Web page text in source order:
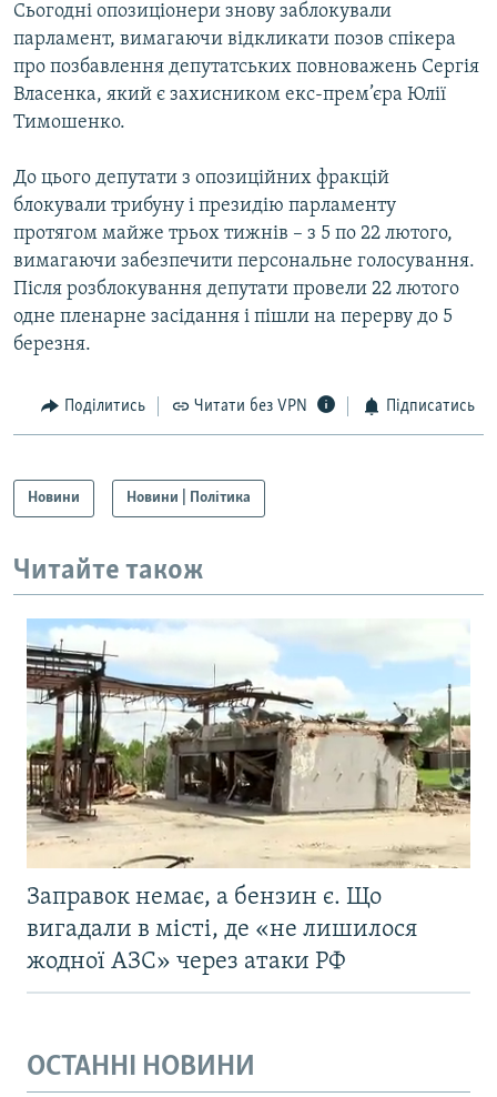
Сьогодні опозиціонери знову заблокували
парламент, вимагаючи відкликати позов спікера
про позбавлення депутатських повноважень Сергія
Власенка, який є захисником екс-прем’єра Юлії
Тимошенко.
До цього депутати з опозиційних фракцій
блокували трибуну і президію парламенту
протягом майже трьох тижнів – з 5 по 22 лютого,
вимагаючи забезпечити персональне голосування.
Після розблокування депутати провели 22 лютого
одне пленарне засідання і пішли на перерву до 5
березня.
Поділитись Читати без VPN Підписатись
Новини Новини | Політика
Читайте також
Заправок немає, а бензин є. Що
вигадали в місті, де «не лишилося
жодної АЗС» через атаки РФ
ОСТАННІ НОВИНИ